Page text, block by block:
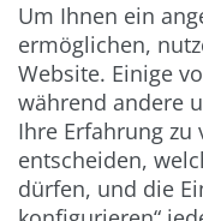
**
ZAHLUNG &
Um Ihnen ein
ermöglichen,
Website. Einige
während andere
Ihre Erfahrung zu
entscheiden,
dürfen, und die